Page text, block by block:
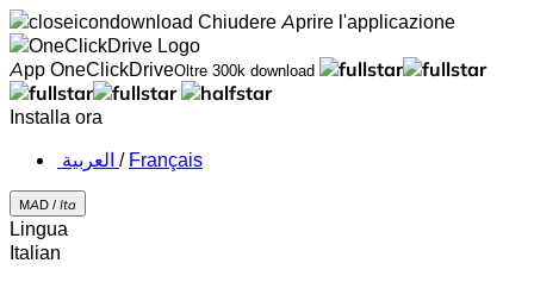
Chiudere Aprire l'applicazione
App OneClickDriveOltre 300k download
Installa ora
‏العربية ‏ / Français
MAD / Ita
Lingua
Italian